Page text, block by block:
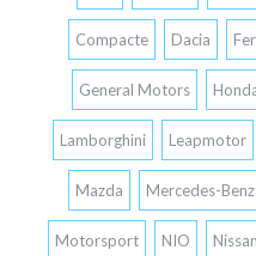
Compacte Dacia
General Motors
Lamborghini Leapmotor
Mazda Mercedes-Benz
Motorsport NIO Nissan